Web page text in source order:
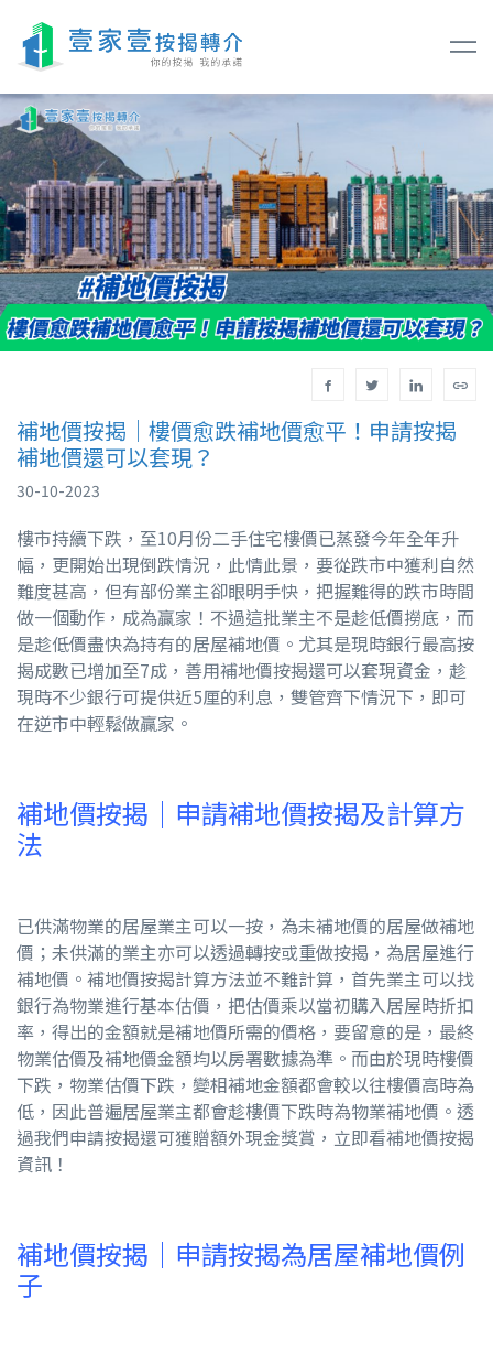
補地價按揭｜樓價愈跌補地價愈平！申請按揭
補地價還可以套現？
30-10-2023
樓市持續下跌，至10月份二手住宅樓價已蒸發今年全年升
幅，更開始出現倒跌情況，此情此景，要從跌市中獲利自然
難度甚高，但有部份業主卻眼明手快，把握難得的跌市時間
做一個動作，成為贏家！不過這批業主不是趁低價撈底，而
是趁低價盡快為持有的居屋補地價。尤其是現時銀行最高按
揭成數已增加至7成，善用補地價按揭還可以套現資金，趁
現時不少銀行可提供近5厘的利息，雙管齊下情況下，即可
在逆市中輕鬆做贏家。
補地價按揭｜申請補地價按揭及計算方
法
已供滿物業的居屋業主可以一按，為未補地價的居屋做補地
價；未供滿的業主亦可以透過轉按或重做按揭，為居屋進行
補地價。補地價按揭計算方法並不難計算，首先業主可以找
銀行為物業進行基本估價，把估價乘以當初購入居屋時折扣
率，得出的金額就是補地價所需的價格，要留意的是，最終
物業估價及補地價金額均以房署數據為準。而由於現時樓價
下跌，物業估價下跌，變相補地金額都會較以往樓價高時為
低，因此普遍居屋業主都會趁樓價下跌時為物業補地價。透
過我們申請按揭還可獲贈額外現金獎賞，立即看補地價按揭
資訊！
補地價按揭｜申請按揭為居屋補地價例
子